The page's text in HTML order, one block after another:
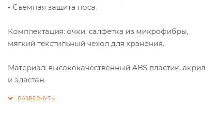
- Съемная защита носа.
Комплектация: очки, салфетка из микрофибры,
мягкий текстильный чехол для хранения.
Материал: высококачественный ABS пластик, акрил
и эластан.